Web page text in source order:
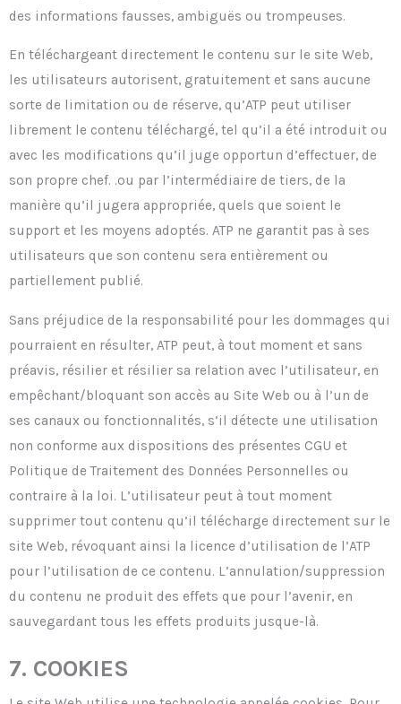
des informations fausses, ambiguës ou trompeuses.
En téléchargeant directement le contenu sur le site Web,
les utilisateurs autorisent, gratuitement et sans aucune
sorte de limitation ou de réserve, qu’ATP peut utiliser
librement le contenu téléchargé, tel qu’il a été introduit ou
avec les modifications qu’il juge opportun d’effectuer, de
son propre chef. .ou par l’intermédiaire de tiers, de la
manière qu’il jugera appropriée, quels que soient le
support et les moyens adoptés. ATP ne garantit pas à ses
utilisateurs que son contenu sera entièrement ou
partiellement publié.
Sans préjudice de la responsabilité pour les dommages qui
pourraient en résulter, ATP peut, à tout moment et sans
préavis, résilier et résilier sa relation avec l’utilisateur, en
empêchant/bloquant son accès au Site Web ou à l’un de
ses canaux ou fonctionnalités, s’il détecte une utilisation
non conforme aux dispositions des présentes CGU et
Politique de Traitement des Données Personnelles ou
contraire à la loi. L’utilisateur peut à tout moment
supprimer tout contenu qu’il télécharge directement sur le
site Web, révoquant ainsi la licence d’utilisation de l’ATP
pour l’utilisation de ce contenu. L’annulation/suppression
du contenu ne produit des effets que pour l’avenir, en
sauvegardant tous les effets produits jusque-là.
7. COOKIES